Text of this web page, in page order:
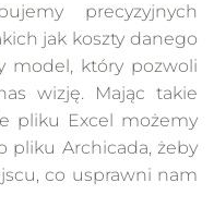
precyzyjnych
jak koszty danego
który pozwoli
wizję. Mając takie
pliku Excel możemy
pliku Archicada, żeby
co usprawni nam